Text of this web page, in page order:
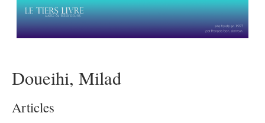
Doueihi, Milad
Articles